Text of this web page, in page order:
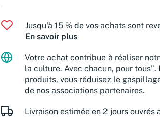
Jusqu'à 15 % de vos achats sont
En savoir plus
Votre achat contribue à réaliser
la culture. Avec chacun, pour
produits, vous réduisez le
de nos associations partenaires.
Livraison estimée en 2 jours ouvrés